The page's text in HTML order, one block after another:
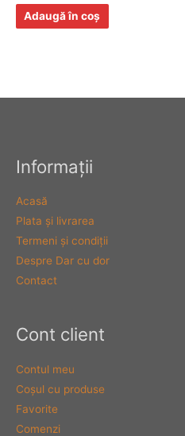
Adaugă în coș
Informaţii
Acasă
Plata şi livrarea
Termeni şi condiţii
Despre Dar cu dor
Contact
Cont client
Contul meu
Coşul cu produse
Favorite
Comenzi